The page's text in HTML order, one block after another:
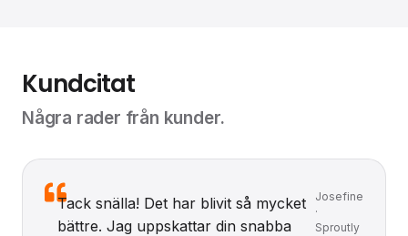
Kundcitat
Några rader från kunder.
Tack snälla! Det har blivit så mycket
bättre. Jag uppskattar din snabba
Josefine
·
Sproutly